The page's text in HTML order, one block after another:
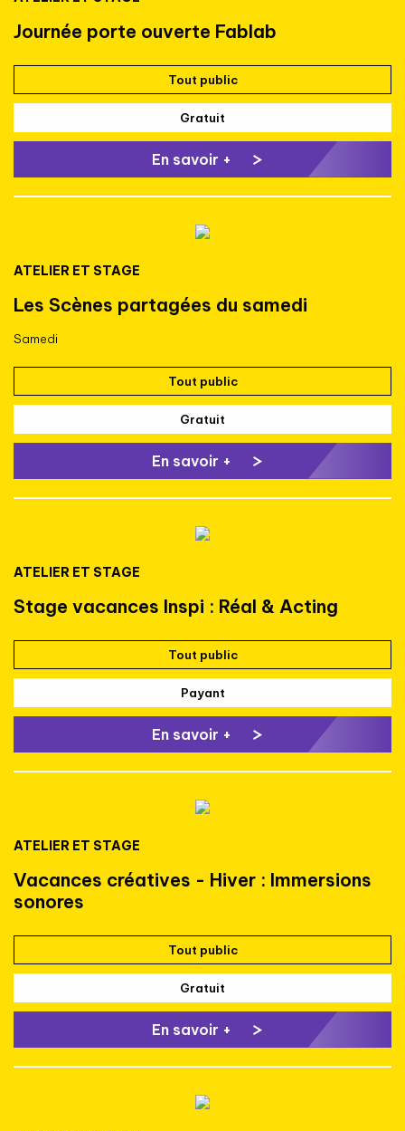
Journée porte ouverte Fablab
Tout public
Gratuit
En savoir +
ATELIER ET STAGE
Les Scènes partagées du samedi
Samedi
Tout public
Gratuit
En savoir +
ATELIER ET STAGE
Stage vacances Inspi : Réal & Acting
Tout public
Payant
En savoir +
ATELIER ET STAGE
Vacances créatives - Hiver : Immersions
sonores
Tout public
Gratuit
En savoir +